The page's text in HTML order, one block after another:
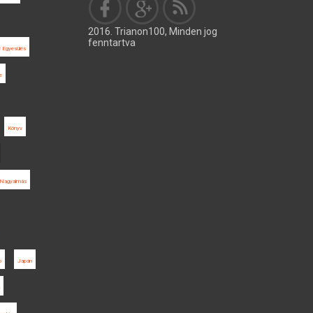
Egyesülés
Könyv
Nagyalmás
Japán
2016. Trianon100, Minden jog
fenntartva